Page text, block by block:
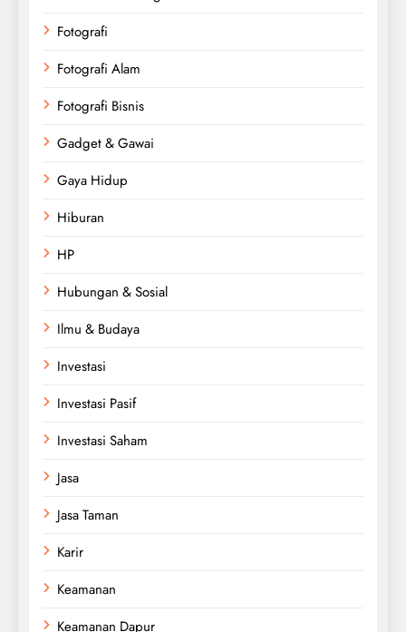
Fotografi
Fotografi Alam
Fotografi Bisnis
Gadget & Gawai
Gaya Hidup
Hiburan
HP
Hubungan & Sosial
Ilmu & Budaya
Investasi
Investasi Pasif
Investasi Saham
Jasa
Jasa Taman
Karir
Keamanan
Keamanan Dapur